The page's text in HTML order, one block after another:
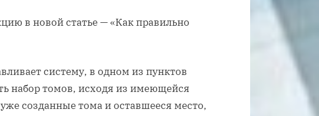
в новой статье — «Как правильно
систему, в одном из пунктов
набор томов, исходя из имеющейся
созданные тома и оставшееся место,